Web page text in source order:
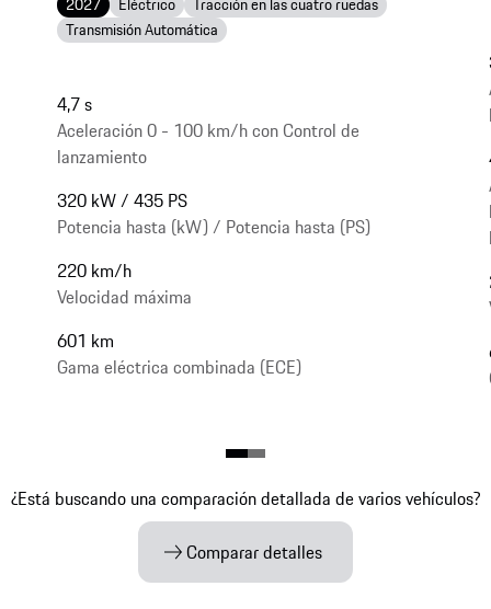
Transmisión Automática
4,7 s
Aceleración 0 - 100 km/h con Control de
lanzamiento
320 kW / 435 PS
Potencia hasta (kW) / Potencia hasta (PS)
220 km/h
Velocidad máxima
601 km
Gama eléctrica combinada (ECE)
¿Está buscando una comparación detallada de varios vehículos?
Comparar detalles